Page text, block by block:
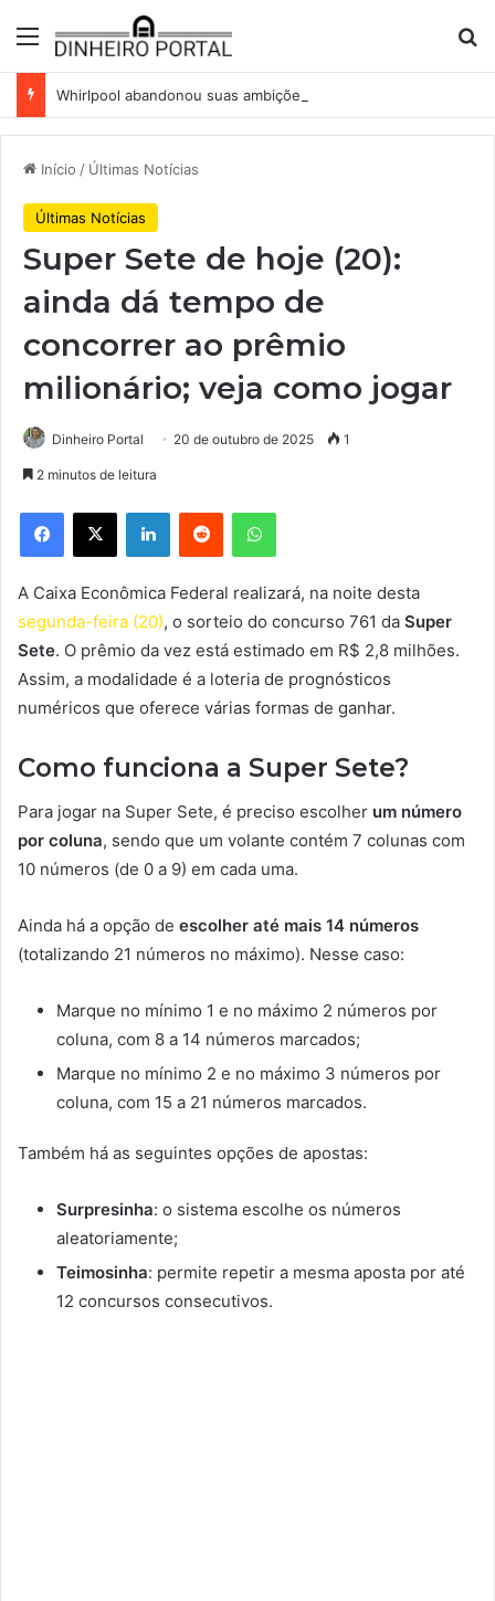
Menu
Início / Últimas Notícias
Últimas Notícias
Super Sete de hoje (20):
ainda dá tempo de
concorrer ao prêmio
milionário; veja como jogar
Dinheiro Portal 20 de outubro de 2025 1
2 minutos de leitura
Facebook
X LinkedinReddit WhatsApp
A Caixa Econômica Federal realizará, na noite desta
segunda-feira (20), o sorteio do concurso 761 da Super
Sete. O prêmio da vez está estimado em R$ 2,8 milhões.
Assim, a modalidade é a loteria de prognósticos
numéricos que oferece várias formas de ganhar.
Como funciona a Super Sete?
Para jogar na Super Sete, é preciso escolher um número
por coluna, sendo que um volante contém 7 colunas com
10 números (de 0 a 9) em cada uma.
Ainda há a opção de escolher até mais 14 números
(totalizando 21 números no máximo). Nesse caso:
Marque no mínimo 1 e no máximo 2 números por
coluna, com 8 a 14 números marcados;
Marque no mínimo 2 e no máximo 3 números por
coluna, com 15 a 21 números marcados.
Também há as seguintes opções de apostas:
Surpresinha: o sistema escolhe os números
aleatoriamente;
Teimosinha: permite repetir a mesma aposta por até
12 concursos consecutivos.